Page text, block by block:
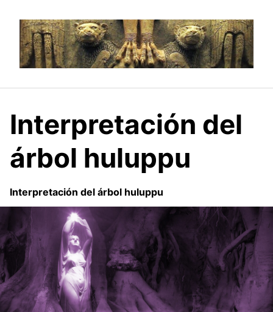
o
Interpretación del
árbol huluppu
Interpretación del árbol huluppu